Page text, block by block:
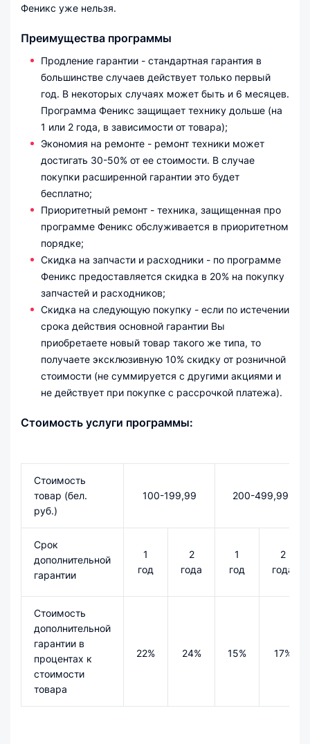
Феникс уже нельзя.
Преимущества программы
Продление гарантии - стандартная гарантия в
большинстве случаев действует только первый
год. В некоторых случаях может быть и 6 месяцев.
Программа Феникс защищает технику дольше (на
1 или 2 года, в зависимости от товара);
Экономия на ремонте - ремонт техники может
достигать 30-50% от ее стоимости. В случае
покупки расширенной гарантии это будет
бесплатно;
Приоритетный ремонт - техника, защищенная про
программе Феникс обслуживается в приоритетном
порядке;
Скидка на запчасти и расходники - по программе
Феникс предоставляется скидка в 20% на покупку
запчастей и расходников;
Скидка на следующую покупку - если по истечении
срока действия основной гарантии Вы
приобретаете новый товар такого же типа, то
получаете эксклюзивную 10% скидку от розничной
стоимости (не суммируется с другими акциями и
не действует при покупке с рассрочкой платежа).
Стоимость услуги программы:
Стоимость
товар (бел.
руб.)
100-199,99 200-499,99
Срок
дополнительной
гарантии
1
год
2
года
1
год
2
года
Стоимость
дополнительной
гарантии в
процентах к
стоимости
товара
22% 24% 15% 17%